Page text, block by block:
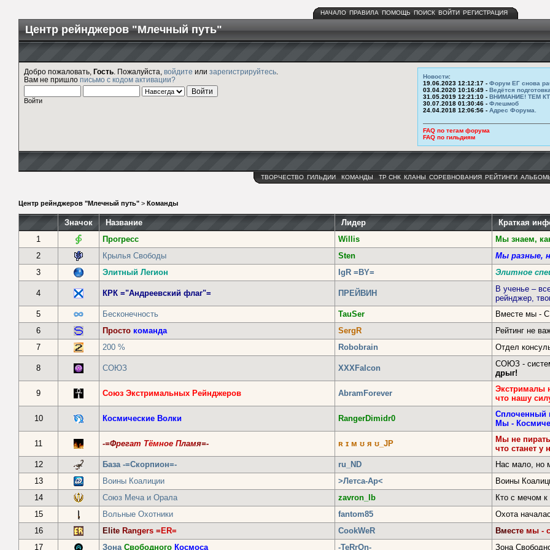
НАЧАЛО ПРАВИЛА ПОМОЩЬ ПОИСК ВОЙТИ РЕГИСТРАЦИЯ
Центр рейнджеров "Млечный путь"
Добро пожаловать, Гость . Пожалуйста, войдите или зарегистрируйтесь
Вам не пришло письмо с кодом активации?
Войти
Новости:
19.06.2023 12:12:17 - Форум ЕГ снова
03.04.2020 10:16:49 - Ведётся
31.05.2019 12:21:10 - ВНИМАНИЕ! ТЕМ
30.07.2018 01:30:46 - Флешмоб
24.04.2018 12:06:56 - Адрес Форума.
FAQ по тегам форума
FAQ по гильдиям
ТВОРЧЕСТВО ГИЛЬДИИ КОМАНДЫ ТР СНК КЛАНЫ СОРЕВНОВАНИЯ РЕЙТИНГИ
Центр рейнджеров "Млечный путь" > Команды
Значок Название Лидер
Краткая
1
Прогресс Willis
Мы знаем,
2
Крылья Свободы Sten
Мы разные,
3
Элитный Легион IgR =BY= Элитное
4 КРК ="Андреевский флаг"= ПРЕЙВИН
В ученье –
рейнджер,
5
Бесконечность TauSer
Вместе мы -
6
Просто команда SergR
Рейтинг не
7
200 % Robobrain Отдел
8 СОЮЗ XХXFalcon
СОЮЗ -
дрыг!
9 Союз Экстримальных Рейнджеров AbramForever
Экстрималы
что нашу
10 Космические Волки RangerDimidr0
Сплоченный
Мы -
11 -=Фрегат Тёмное Пламя=- ʀ ɪ м ʊ я ʊ_JP
Мы не
что станет у
12
База -=Скорпион=- ru_ND
Нас мало, но
13
Воины Коалиции >Летса-Ар<
Воины
14
Союз Меча и Орала zavron_lb
Кто с мечом к
15
Вольные Охотники fantom85
Охота
16
Elite Rangers = ER= CookWeR Вместе мы -
17
Зона Свободного Космоса -TeRrOn- Зона